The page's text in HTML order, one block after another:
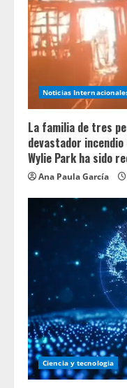
Noticias
La familia de tres
devastador
Wylie Park ha sido
Ana Paula García
Ciencia y tecnologia